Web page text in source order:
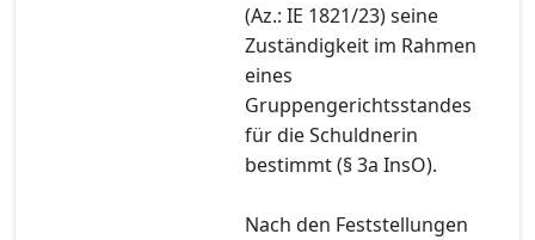
(Az.: IE 1821/23) seine
Zuständigkeit im Rahmen
eines
Gruppengerichtsstandes
für die Schuldnerin
bestimmt (§ 3a InsO).
Nach den Feststellungen